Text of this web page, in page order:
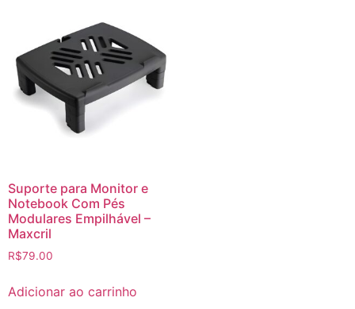
Suporte para Monitor e
Notebook Com Pés
Modulares Empilhável –
Maxcril
R$79.00
Adicionar ao carrinho